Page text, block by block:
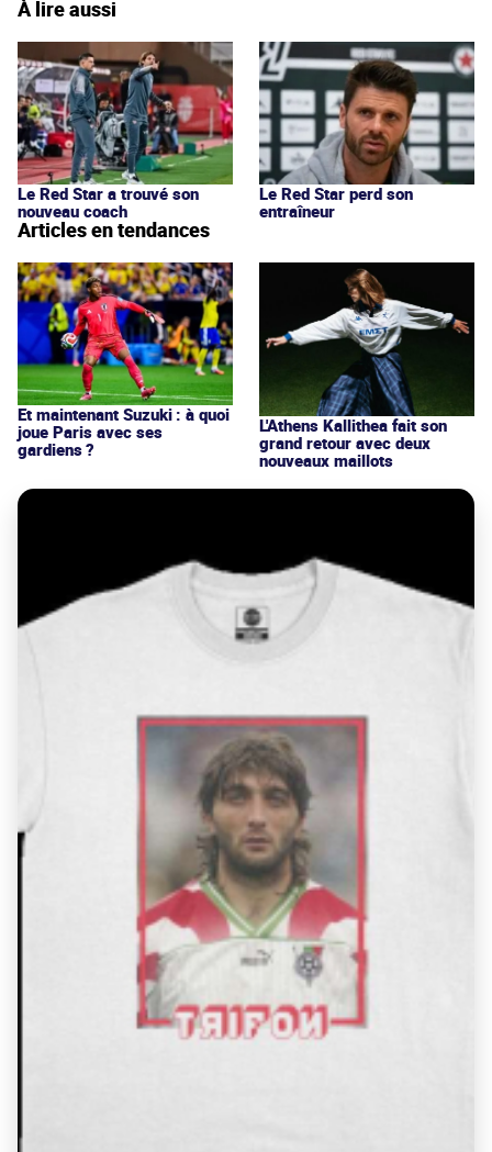
À lire aussi
Le Red Star a trouvé son
nouveau coach
Le Red Star perd son
entraîneur
Articles en tendances
Et maintenant Suzuki : à quoi
joue Paris avec ses
gardiens ?
L'Athens Kallithea fait son
grand retour avec deux
nouveaux maillots